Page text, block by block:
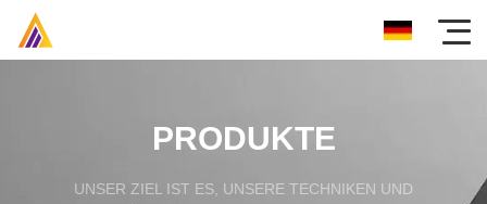
PRODUKTE
UNSER ZIEL IST ES, UNSERE TECHNIKEN UND